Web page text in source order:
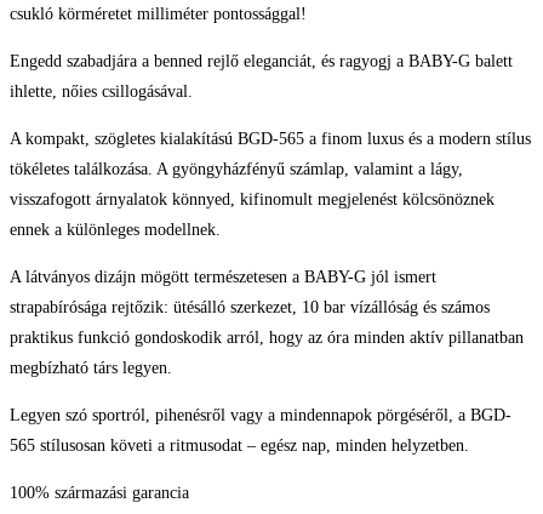
csukló körméretet milliméter pontossággal!
Engedd szabadjára a benned rejlő eleganciát, és ragyogj a BABY-G balett
ihlette, nőies csillogásával.
A kompakt, szögletes kialakítású BGD-565 a finom luxus és a modern stílus
tökéletes találkozása. A gyöngyházfényű számlap, valamint a lágy,
visszafogott árnyalatok könnyed, kifinomult megjelenést kölcsönöznek
ennek a különleges modellnek.
A látványos dizájn mögött természetesen a BABY-G jól ismert
strapabírósága rejtőzik: ütésálló szerkezet, 10 bar vízállóság és számos
praktikus funkció gondoskodik arról, hogy az óra minden aktív pillanatban
megbízható társ legyen.
Legyen szó sportról, pihenésről vagy a mindennapok pörgéséről, a BGD-
565 stílusosan követi a ritmusodat – egész nap, minden helyzetben.
100% származási garancia